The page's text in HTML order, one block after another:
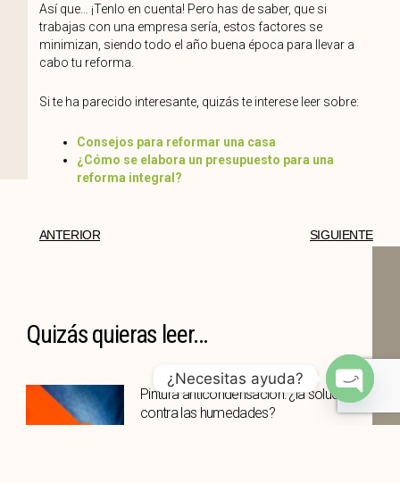
Así que… ¡Tenlo en cuenta! Pero has de saber, que si
trabajas con una empresa sería, estos factores se
minimizan, siendo todo el año buena época para llevar a
cabo tu reforma.
Si te ha parecido interesante, quizás te interese leer sobre:
Consejos para reformar una casa
¿Cómo se elabora un presupuesto para una
reforma integral?
ANTERIOR SIGUIENTE
Quizás quieras leer...
Pintura anticondensación: ¿la solución
contra las humedades?
¿Necesitas ayuda?
OPEN
CHATY